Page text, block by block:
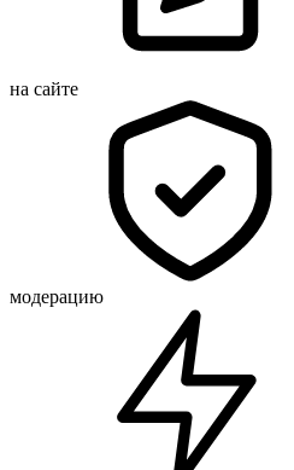
на сайте
модерацию